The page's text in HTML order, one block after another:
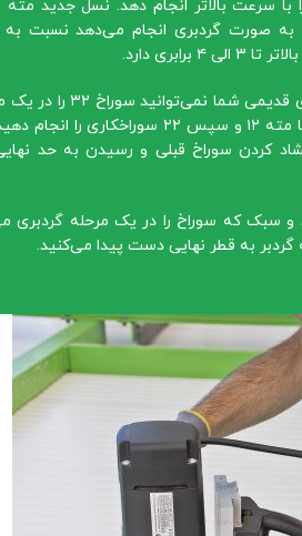
با سرعت بالاتر انجام دهد. نسل جدید مته
به صورت گردبری انجام می‌دهد نسبت به
دارد.
در سوراخکاری با مته های قدیمی شما
انجام دهید و باید ابتدا با مته ۱۲ و سپس ۲۲ سوراخکاری را
و سبک که سوراخ را در یک مرحله گردبری
گردبر به قطر نهایی دست پیدا می‌کنید.